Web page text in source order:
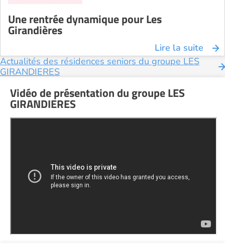
Une rentrée dynamique pour Les
Girandières
Lire la suite
Actualités des résidences seniors du groupe LES
GIRANDIERES
Vidéo de présentation du groupe LES
GIRANDIERES